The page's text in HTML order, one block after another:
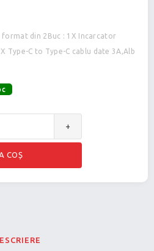
din 2Buc : 1X Incarcator
Type-C to Type-C cablu date 3A,Alb
+